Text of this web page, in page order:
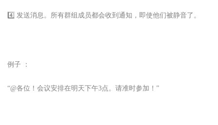
4️⃣ 发送消息。所有群组成员都会收到通知，即使他们被静音了。
例子 ：
“@各位！会议安排在明天下午3点。请准时参加！”